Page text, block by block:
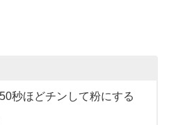
秒ほどチンして粉にする